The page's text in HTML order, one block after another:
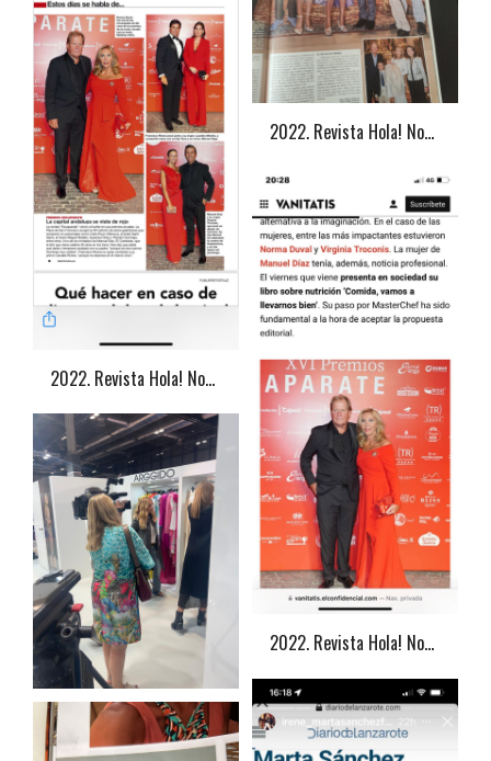
2022. Revista Hola! Norma Duval
2022. Revista Hola! Norma Duval
2022. Revista Hola! Norma Duval